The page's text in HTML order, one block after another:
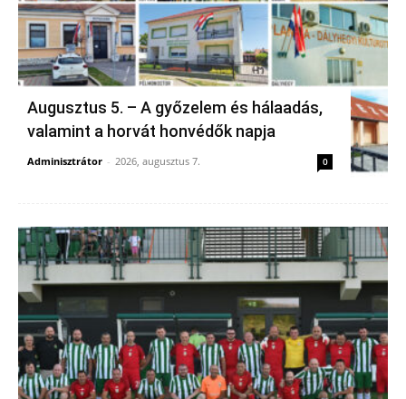
Augusztus 5. – A győzelem és hálaadás,
valamint a horvát honvédők napja
Adminisztrátor - 2026, augusztus 7. 0